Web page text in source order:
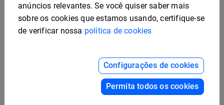
Marketing
Modelo de Manual de
Segurança Interativo
anúncios relevantes. Se você quiser saber mais
sobre os cookies que estamos usando, certifique-se
de verificar nossa política de cookies
Configurações de cookies
Permita todos os cookies